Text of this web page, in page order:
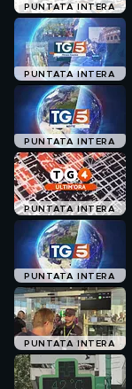
PUNTATA INTERA
PUNTATA INTERA
PUNTATA INTERA
PUNTATA INTERA
PUNTATA INTERA
PUNTATA INTERA